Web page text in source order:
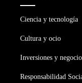
Ciencia y tecnología
Cultura y ocio
Inversiones y
Responsabilidad